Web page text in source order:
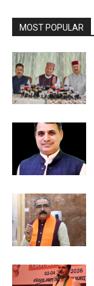
MOST POPULAR